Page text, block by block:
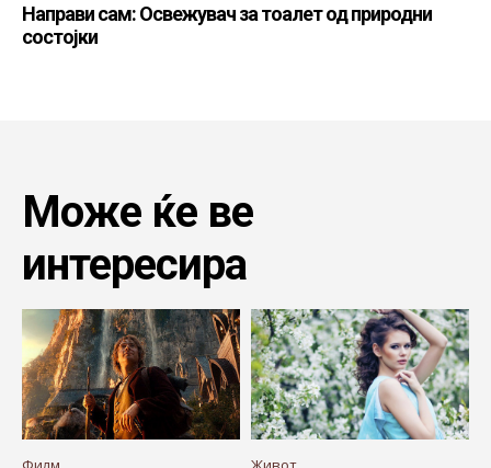
Направи сам: Освежувач за тоалет од природни
состојки
Може ќе ве
интересира